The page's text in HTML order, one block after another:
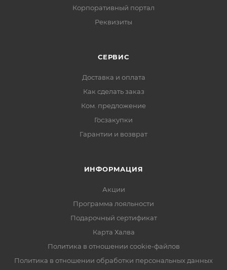
Корпоративный портал
Реквизиты
СЕРВИС
Доставка и оплата
Как сделать заказ
Ком. предложение
Госзакупки
Гарантии и возврат
ИНФОРМАЦИЯ
Акции
Программа лояльности
Подарочный сертификат
Карта Халва
Политика в отношении cookie-файлов
Политика в отношении обработки персональных данных